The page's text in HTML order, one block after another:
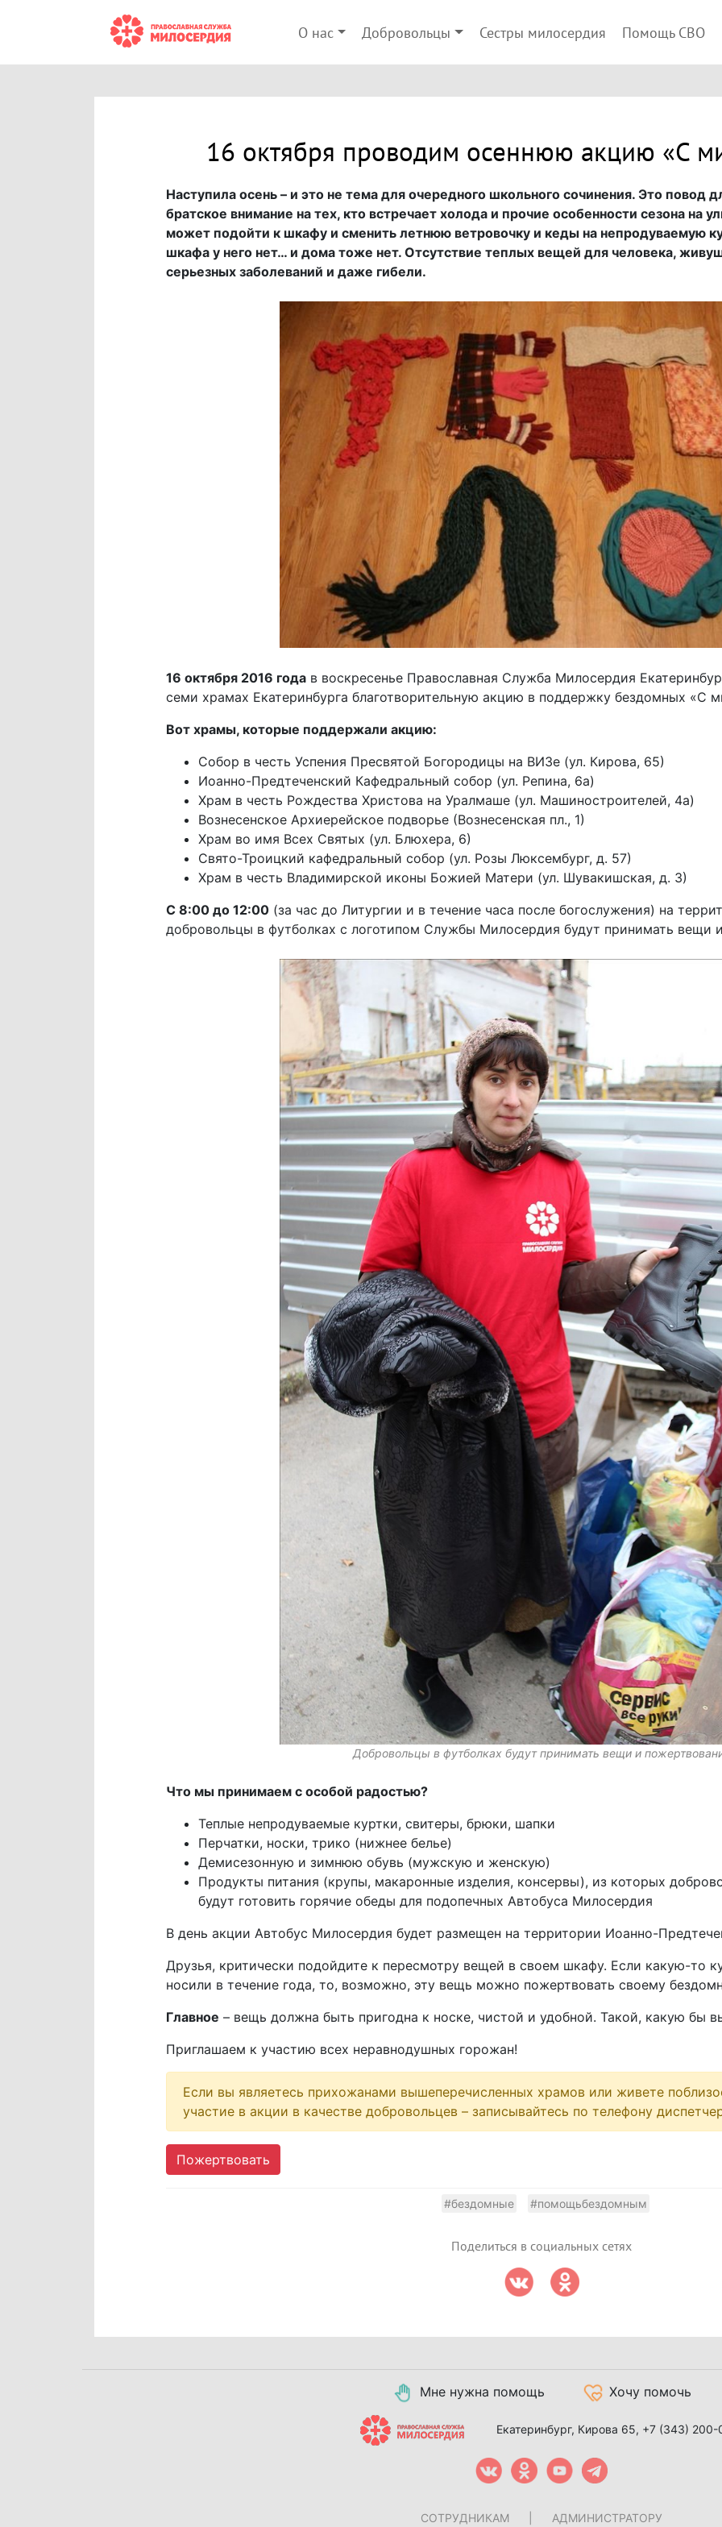
О нас Добровольцы Сестры милосердия Помощь СВО
16 октября проводим осеннюю акцию «С
Наступила осень – и это не тема для очередного школьного сочинения. Это повод
братское внимание на тех, кто встречает холода и прочие особенности сезона на
может подойти к шкафу и сменить летнюю ветровочку и кеды на непродуваемую
шкафа у него нет… и дома тоже нет. Отсутствие теплых вещей для человека,
серьезных заболеваний и даже гибели.
16 октября 2016 годав воскресенье Православная Служба Милосердия
семи храмах Екатеринбурга благотворительную акцию в поддержку бездомных «С
Вот храмы, которые поддержали акцию:
Собор в честь Успения Пресвятой Богородицы на ВИЗе (ул. Кирова, 65)
Иоанно-Предтеченский Кафедральный собор (ул. Репина, 6а)
Храм в честь Рождества Христова на Уралмаше (ул. Машиностроителей, 4а)
Вознесенское Архиерейское подворье (Вознесенская пл., 1)
Храм во имя Всех Святых (ул. Блюхера, 6)
Свято-Троицкий кафедральный собор (ул. Розы Люксембург, д. 57)
Храм в честь Владимирской иконы Божией Матери (ул. Шувакишская, д. 3)
С 8:00 до 12:00(за час до Литургии и в течение часа после богослужения) на
добровольцы в футболках с логотипом Службы Милосердия будут принимать вещи
Добровольцы в футболках будут принимать вещи и
Что мы принимаем с особой радостью?
Теплые непродуваемые куртки, свитеры, брюки, шапки
Перчатки, носки, трико (нижнее белье)
Демисезонную и зимнюю обувь (мужскую и женскую)
Продукты питания (крупы, макаронные изделия, консервы), из которых
будут готовить горячие обеды для подопечных Автобуса Милосердия
В день акции Автобус Милосердия будет размещен на территории Иоанно-
Друзья, критически подойдите к пересмотру вещей в своем шкафу. Если какую-то
носили в течение года, то, возможно, эту вещь можно пожертвовать своему
Главное – вещь должна быть пригодна к носке, чистой и удобной. Такой, какую бы
Приглашаем к участию всех неравнодушных горожан!
Если вы являетесь прихожанами вышеперечисленных храмов или живете
участие в акции в качестве добровольцев – записывайтесь по телефону
Пожертвовать
#бездомные #помощьбездомным
Поделиться в социальных сетях
Мне нужна помощь Хочу помочь
Екатеринбург, Кирова 65, +7 (343) 200-
СОТРУДНИКАМ АДМИНИСТРАТОРУ